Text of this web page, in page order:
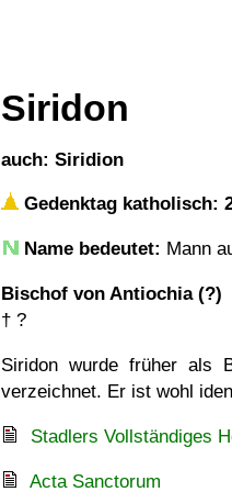
Siridon
auch: Siridion
Gedenktag katholisch:
Name bedeutet: Mann
Bischof von Antiochia (?)
† ?
Siridon wurde früher als
verzeichnet. Er ist wohl
Stadlers Vollständiges
Acta Sanctorum